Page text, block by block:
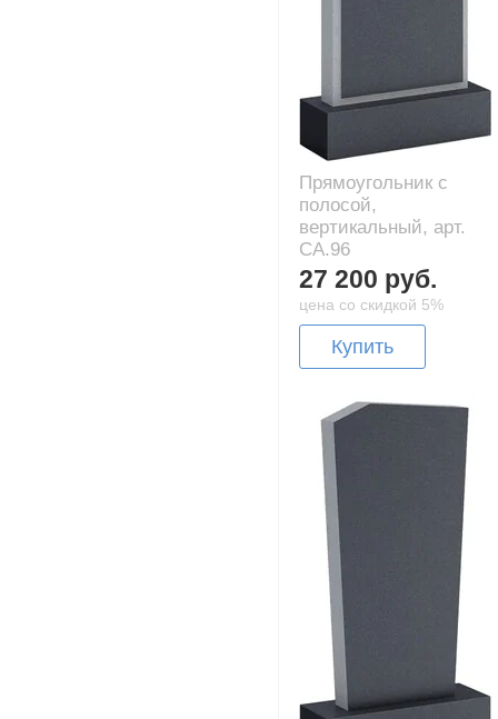
Прямоугольник с
полосой,
вертикальный, арт.
CA.96
27 200 руб.
цена со скидкой 5%
Купить